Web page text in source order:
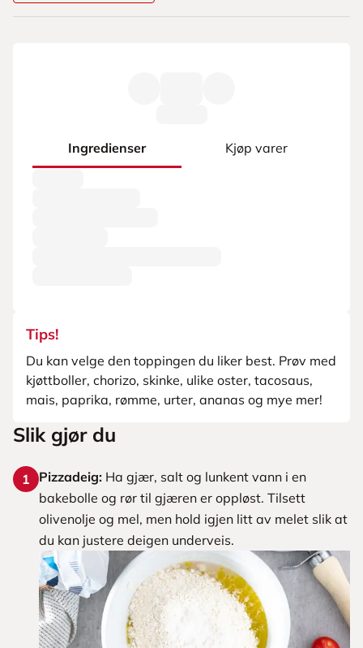
Ingredienser Kjøp varer
Tips!
Du kan velge den toppingen du liker best. Prøv med
kjøttboller, chorizo, skinke, ulike oster, tacosaus,
mais, paprika, rømme, urter, ananas og mye mer!
Slik gjør du
1 Pizzadeig: Ha gjær, salt og lunkent vann i en
bakebolle og rør til gjæren er oppløst. Tilsett
olivenolje og mel, men hold igjen litt av melet slik at
du kan justere deigen underveis.